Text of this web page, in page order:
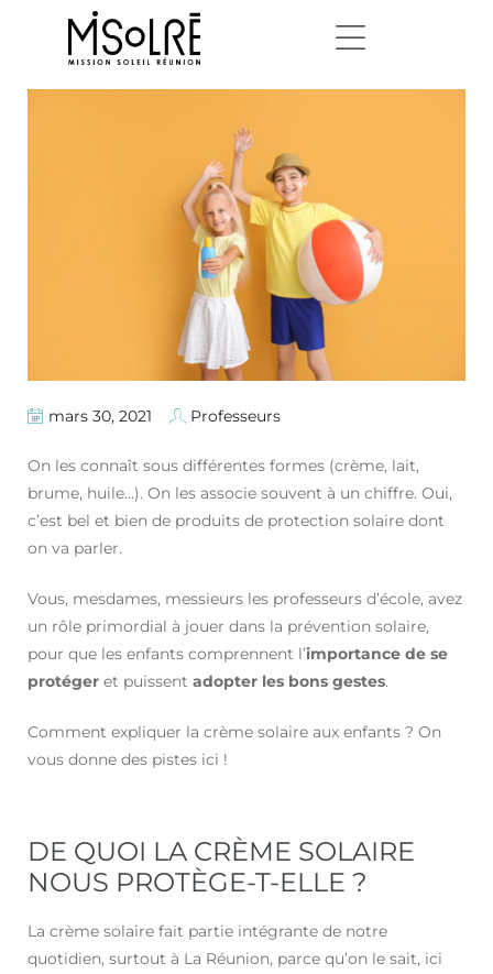
mars 30, 2021 Professeurs
On les connaît sous différentes formes (crème, lait,
brume, huile…). On les associe souvent à un chiffre. Oui,
c’est bel et bien de produits de protection solaire dont
on va parler.
Vous, mesdames, messieurs les professeurs d’école, avez
un rôle primordial à jouer dans la prévention solaire,
pour que les enfants comprennent l’importance de se
protéger et puissent adopter les bons gestes.
Comment expliquer la crème solaire aux enfants ? On
vous donne des pistes ici !
DE QUOI LA CRÈME SOLAIRE
NOUS PROTÈGE-T-ELLE ?
La crème solaire fait partie intégrante de notre
quotidien, surtout à La Réunion, parce qu’on le sait, ici